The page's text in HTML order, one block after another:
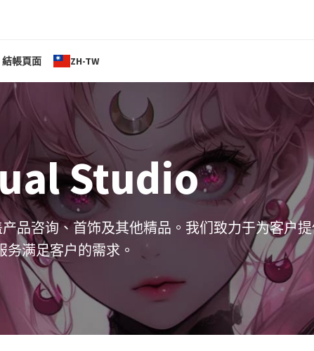
結帳頁面 ZH-TW
Studio
品咨询、首饰及其他精品。我们致力于为客户
满足客户的需求。